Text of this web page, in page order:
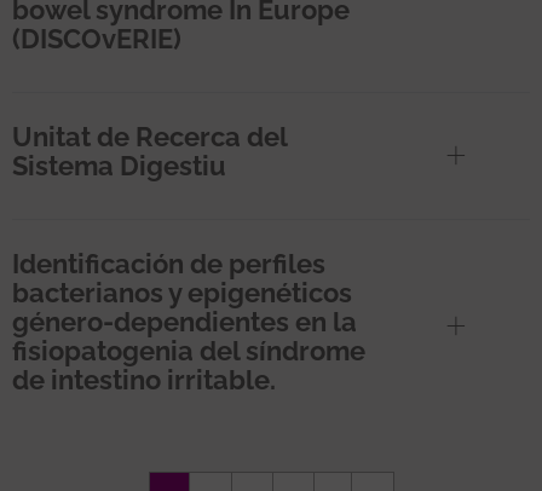
bowel syndrome In Europe
(DISCOvERIE)
Unitat de Recerca del
Sistema Digestiu
Identificación de perfiles
bacterianos y epigenéticos
género-dependientes en la
fisiopatogenia del síndrome
de intestino irritable.